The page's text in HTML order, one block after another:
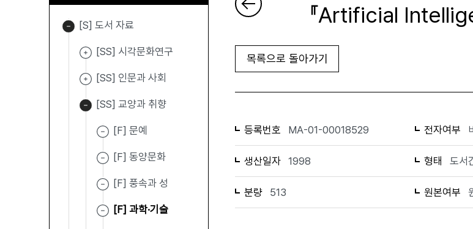
[S] 도서 자료
[SS] 시각문화연구
[SS] 인문과 사회
[SS] 교양과 취향
[F] 문예
[F] 동양문화
[F] 풍속과 성
[F] 과학·기술
『Artificial
목록으로 돌아가기
등록번호 MA-01-00018529 전자여부
생산일자 1998 형태 도서
분량 513 원본여부